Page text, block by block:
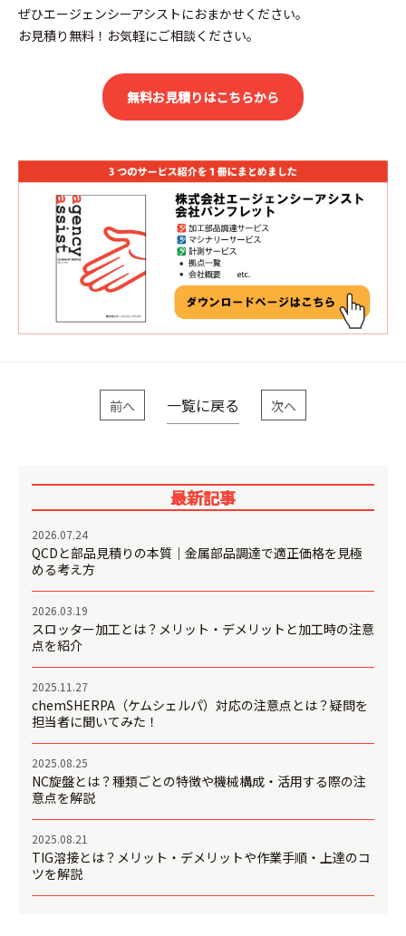
ぜひエージェンシーアシストにおまかせください。
お見積り無料！お気軽にご相談ください。
無料お見積りはこちらから
前へ 一覧に戻る 次へ
最新記事
2026.07.24
QCDと部品見積りの本質｜金属部品調達で適正価格を見極
める考え方
2026.03.19
スロッター加工とは？メリット・デメリットと加工時の注意
点を紹介
2025.11.27
chemSHERPA（ケムシェルパ）対応の注意点とは？疑問を
担当者に聞いてみた！
2025.08.25
NC旋盤とは？種類ごとの特徴や機械構成・活用する際の注
意点を解説
2025.08.21
TIG溶接とは？メリット・デメリットや作業手順・上達のコ
ツを解説